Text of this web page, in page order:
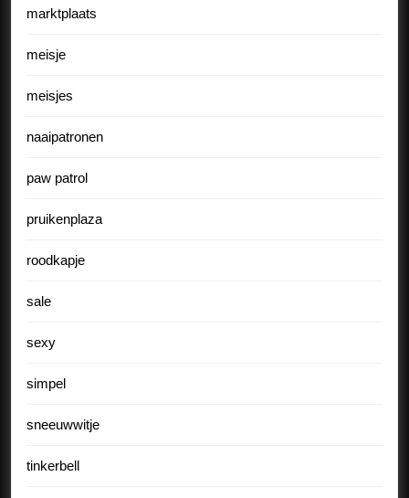
marktplaats
meisje
meisjes
naaipatronen
paw patrol
pruikenplaza
roodkapje
sale
sexy
simpel
sneeuwwitje
tinkerbell